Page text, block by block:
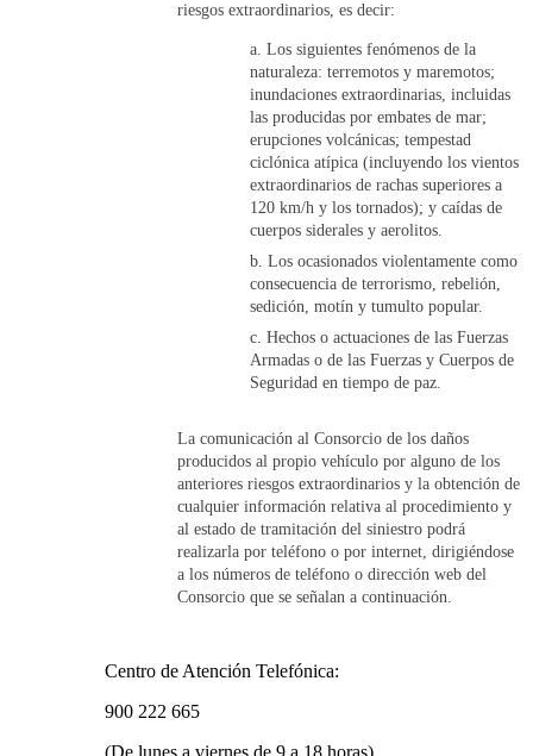
riesgos extraordinarios, es decir:
Los siguientes fenómenos de la
naturaleza: terremotos y maremotos;
inundaciones extraordinarias, incluidas
las producidas por embates de mar;
erupciones volcánicas; tempestad
ciclónica atípica (incluyendo los vientos
extraordinarios de rachas superiores a
120 km/h y los tornados); y caídas de
cuerpos siderales y aerolitos.
Los ocasionados violentamente como
consecuencia de terrorismo, rebelión,
sedición, motín y tumulto popular.
Hechos o actuaciones de las Fuerzas
Armadas o de las Fuerzas y Cuerpos de
Seguridad en tiempo de paz.
La comunicación al Consorcio de los daños
producidos al propio vehículo por alguno de los
anteriores riesgos extraordinarios y la obtención de
cualquier información relativa al procedimiento y
al estado de tramitación del siniestro podrá
realizarla por teléfono o por internet, dirigiéndose
a los números de teléfono o dirección web del
Consorcio que se señalan a continuación.
Centro de Atención Telefónica:
900 222 665
(De lunes a viernes de 9 a 18 horas)